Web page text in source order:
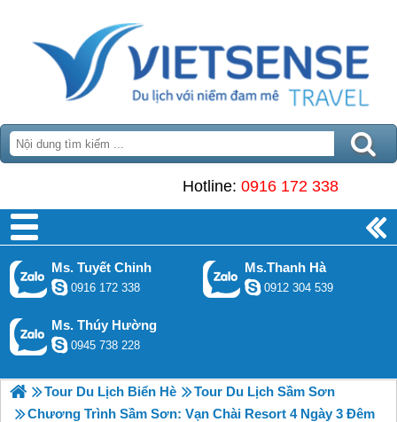
Hotline: 0916 172 338
Ms. Tuyết Chinh
0916 172 338
Ms.Thanh Hà
0912 304 539
Ms. Thúy Hường
0945 738 228
Tour Du Lịch Biển Hè
Tour Du Lịch Sầm Sơn
Chương Trình Sầm Sơn: Vạn Chài Resort 4 Ngày 3 Đêm